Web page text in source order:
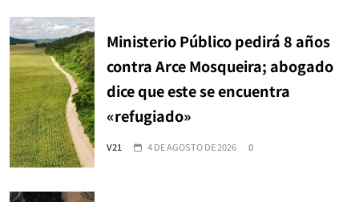
Ministerio Público pedirá 8 años
contra Arce Mosqueira; abogado
dice que este se encuentra
«refugiado»
V21 4 DE AGOSTO DE 2026 0